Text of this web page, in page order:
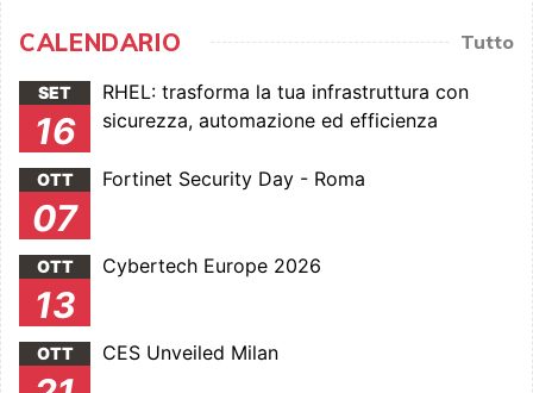
CALENDARIO Tutto
SET
16
RHEL: trasforma la tua infrastruttura con
sicurezza, automazione ed efficienza
OTT
07
Fortinet Security Day - Roma
OTT
13
Cybertech Europe 2026
OTT CES Unveiled Milan